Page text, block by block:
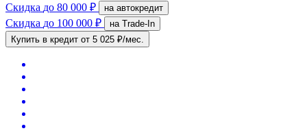
Скидка до 80 000 ₽ на автокредит
Скидка до 100 000 ₽
на Trade-In
Купить в кредит от 5 025 ₽/мес.